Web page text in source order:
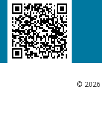
© 2026